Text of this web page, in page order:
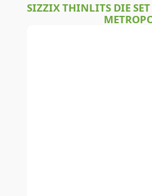
SIZZIX THINLITS DIE